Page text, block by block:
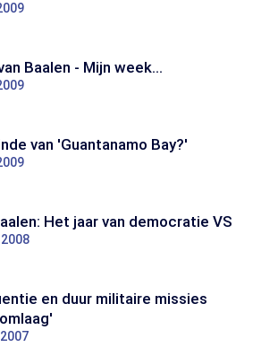
Baalen - Mijn week...
van 'Guantanamo Bay?'
Het jaar van democratie VS
en duur militaire missies